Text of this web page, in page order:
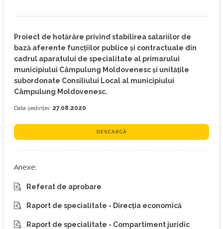
Proiect de hotărâre privind stabilirea salariilor de
bază aferente funcțiilor publice și contractuale din
cadrul aparatului de specialitate al primarului
municipiului Câmpulung Moldovenesc și unitățile
subordonate Consiliului Local al municipiului
Câmpulung Moldovenesc.
Data ședinței: 27.08.2020
DESCARCĂ
Anexe:
Referat de aprobare
Raport de specialitate - Direcția economică
Raport de specialitate - Compartiment juridic